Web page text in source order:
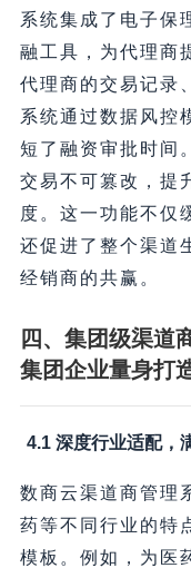
系统集成了电子保
融工具，为代理商
代理商的交易记录
系统通过数据风控
短了融资审批时间
交易不可篡改，提
度。这一功能不仅
还促进了整个渠道
经销商的共赢。
四、集团级渠道
集团企业量身打
4.1 深度行业适配，
数商云渠道商管理
药等不同行业的特
模板。例如，为医